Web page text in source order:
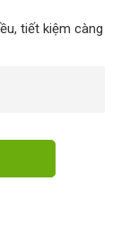
tiết kiệm càng